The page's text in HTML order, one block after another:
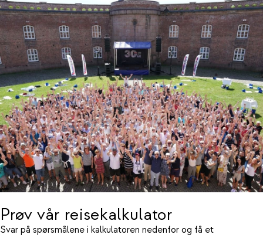
Prøv vår reisekalkulator
Svar på spørsmålene i kalkulatoren nedenfor og få et